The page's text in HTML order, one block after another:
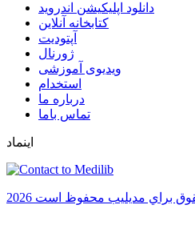
دانلود اپلیکیشن اندروید
ﮐﺘﺎﺑﺨﺎﻧﻪ ﺁﻧﻼﯾﻦ
ﺁﭘﺘﻮﺩﯾﺖ
ﮊﻭﺭﻧﺎﻝ
ویدیوی آموزشی
استخدام
درباره ما
ﺗﻤﺎﺱ ﺑﺎﻣﺎ
اینماد